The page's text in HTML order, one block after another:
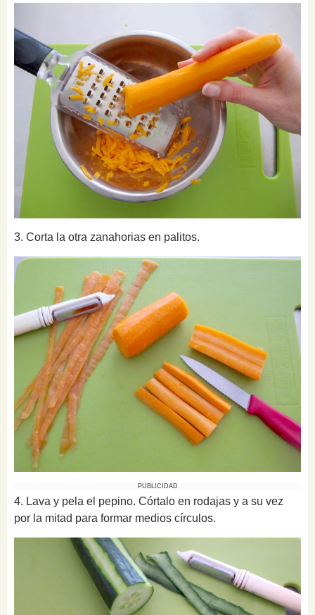
3. Corta la otra zanahorias en palitos.
PUBLICIDAD
4. Lava y pela el pepino. Córtalo en rodajas y a su vez
por la mitad para formar medios círculos.